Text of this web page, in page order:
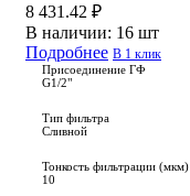
8 431.42 ₽
В наличии: 16 шт
Подробнее В 1 клик
Присоединение ГФ
G1/2"
Тип фильтра
Сливной
Тонкость фильтрации (мкм)
10